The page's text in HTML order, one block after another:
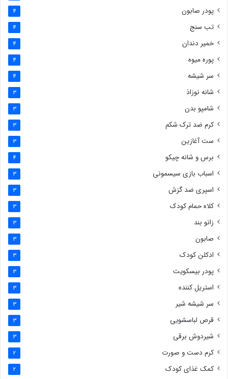
پودر صابون 4
تب سنج 4
خمیر دندان 4
پوره میوه 4
سر شیشه 4
شانه نوزاذ 3
شامپو بدن 3
کرم ضد ترک شکم 3
ست آغازین 3
برس و شانه چیکو 4
اسباب بازی سیسمونی 3
اسپری ضد گزش 3
کلاه حمام کودک 3
زانو بند 3
صابون 3
ادکلن کودک 3
پودر بیسکویت 3
استریل کننده 3
سر شیشه شیر 3
قرص لباسشویی 3
شیردوش برقی 3
کرم دست و صورت 2
کمک غذای کودک 2